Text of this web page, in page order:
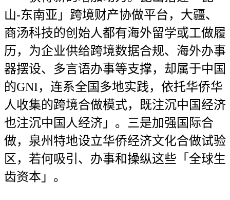
山-东南亚」跨境财产协做平台，大疆、
商汤科技的创始人都有海外留学或工做履
历，为企业供给跨境数据合规、海外办事
器摆设、多言语办事等支撑，却属于中国
的GNI，连系全国多地实践，依托华侨华
人收集的跨境合做模式，既注沉中国经济
也注沉中国人经济」。三是加强国际合
做，泉州特地设立华侨经济文化合做试验
区，若何吸引、办事和操纵这些「全球生
齿资本」。